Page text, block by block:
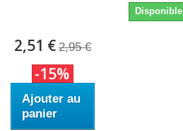
Disponible
2,51 € 2,95 €
-15%
Ajouter au
panier